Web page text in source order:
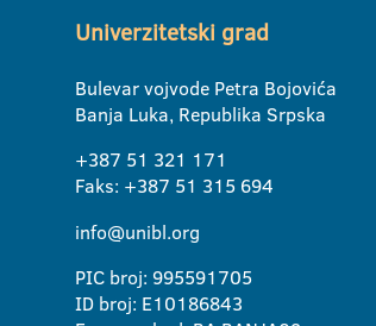
Univerzitetski grad
Bulevar vojvode Petra Bojovića
Banja Luka, Republika Srpska
+387 51 321 171
Faks: +387 51 315 694
info@unibl.org
PIC broj: 995591705
ID broj: E10186843